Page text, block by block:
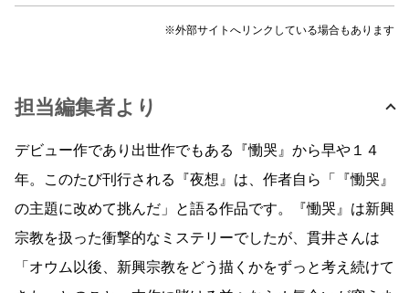
※外部サイトへリンクしている場合もあります
担当編集者より
デビュー作であり出世作でもある『慟哭』から早や１４
年。このたび刊行される『夜想』は、作者自ら「『慟哭』
の主題に改めて挑んだ」と語る作品です。『慟哭』は新興
宗教を扱った衝撃的なミステリーでしたが、貫井さんは
「オウム以後、新興宗教をどう描くかをずっと考え続けて